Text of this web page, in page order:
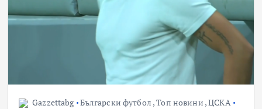
Gazzettabg Български футбол ,Топ новини ,ЦСКА